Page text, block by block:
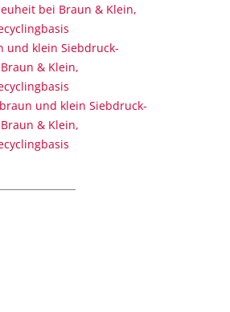
bei Braun & Klein,
und klein Siebdruck-
& Klein,
und klein Siebdruck-
& Klein,